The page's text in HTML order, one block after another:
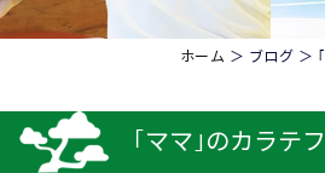
ホーム ＞ ブログ ＞
｢ママ｣のカラテ